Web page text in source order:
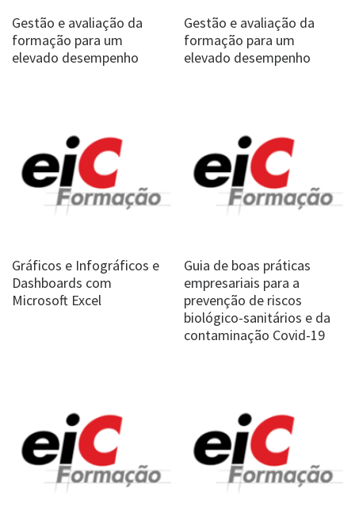
Gestão e avaliação da
formação para um
elevado desempenho
Gestão e avaliação da
formação para um
elevado desempenho
Gráficos e Infográficos e
Dashboards com
Microsoft Excel
Guia de boas práticas
empresariais para a
prevenção de riscos
biológico-sanitários e da
contaminação Covid-19